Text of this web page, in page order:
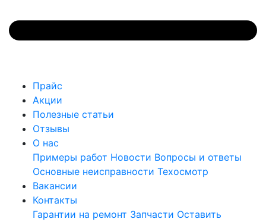
Прайс
Акции
Полезные статьи
Отзывы
О нас
Примеры работ Новости Вопросы и ответы
Основные неисправности Техосмотр
Вакансии
Контакты
Гарантии на ремонт Запчасти Оставить